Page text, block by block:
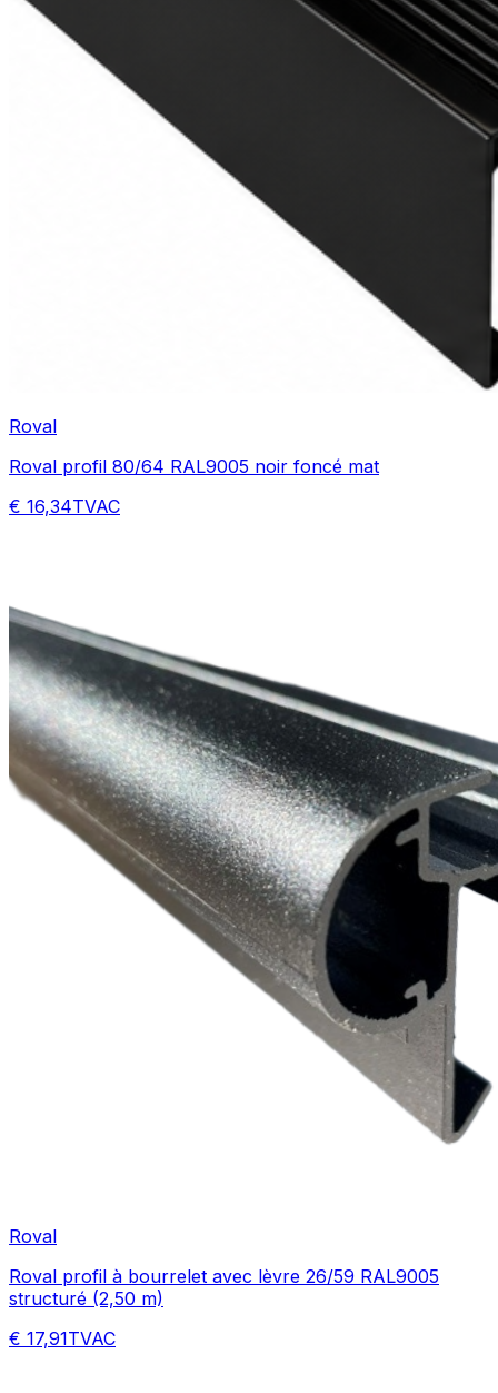
Roval
Roval profil 80/64 RAL9005 noir foncé mat
€ 16,34TVAC
Roval
Roval profil à bourrelet avec lèvre 26/59 RAL9005
structuré (2,50 m)
€ 17,91TVAC